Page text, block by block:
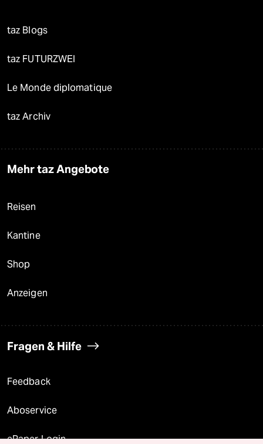
taz Blogs
taz FUTURZWEI
Le Monde diplomatique
taz Archiv
Mehr taz Angebote
Reisen
Kantine
Shop
Anzeigen
Fragen & Hilfe
Feedback
Aboservice
ePaper Login